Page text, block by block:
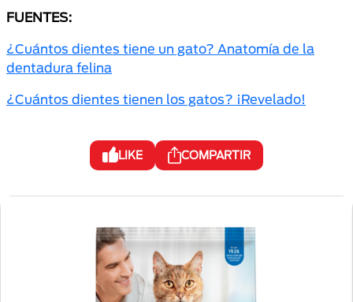
FUENTES:
¿Cuántos dientes tiene un gato? Anatomía de la
dentadura felina
¿Cuántos dientes tienen los gatos? ¡Revelado!
LIKE COMPARTIR